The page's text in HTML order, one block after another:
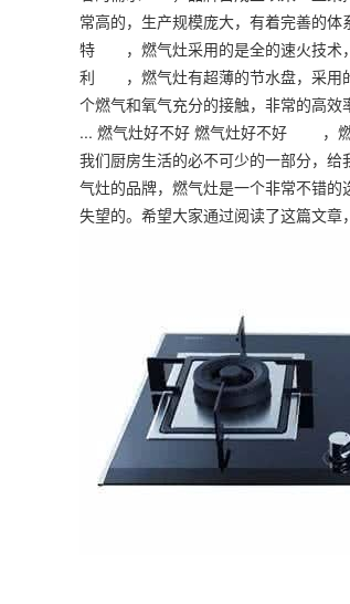
常高的，生产规模庞大，有着完善的
特 ，燃气灶采用的是全的速火技术，
利 ，燃气灶有超薄的节水盘，采用
个燃气和氧气充分的接触，非常的高
... 燃气灶好不好 燃气灶好不好 ，燃
我们厨房生活的必不可少的一部分，
气灶的品牌，燃气灶是一个非常不错
失望的。希望大家通过阅读了这篇文